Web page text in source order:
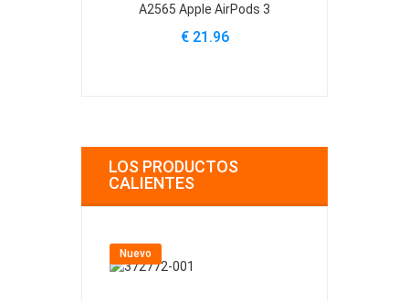
A2565 Apple AirPods 3
€ 21.96
LOS PRODUCTOS
CALIENTES
Nuevo